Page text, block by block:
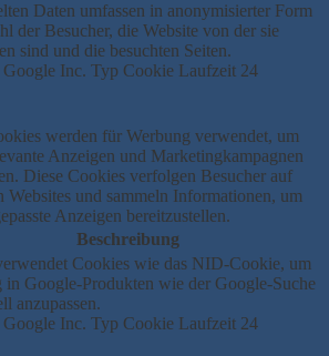
Daten umfassen in anonymisierter Form
der Besucher, die Website von der sie
sind und die besuchten Seiten.
Google Inc. Typ Cookie Laufzeit 24
werden für Werbung verwendet, um
Anzeigen und Marketingkampagnen
Diese Cookies verfolgen Besucher auf
Websites und sammeln Informationen, um
Anzeigen bereitzustellen.
Beschreibung
Cookies wie das NID-Cookie, um
in Google-Produkten wie der Google-Suche
anzupassen.
Google Inc. Typ Cookie Laufzeit 24